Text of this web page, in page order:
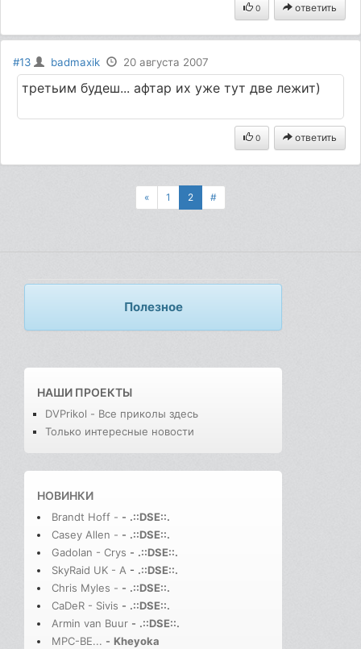
0 ответить
#13 badmaxik 20 августа 2007
третьим будеш... афтар их уже тут две лежит)
0 ответить
« 1 2 #
Полезное
НАШИ ПРОЕКТЫ
DVPrikol - Все приколы здесь
Только интересные новости
НОВИНКИ
Brandt Hoff - - .::DSE::.
Casey Allen - - .::DSE::.
Gadolan - Crys - .::DSE::.
SkyRaid UK - A - .::DSE::.
Chris Myles - - .::DSE::.
CaDeR - Sivis - .::DSE::.
Armin van Buur - .::DSE::.
MPC-BE... - Kheyoka